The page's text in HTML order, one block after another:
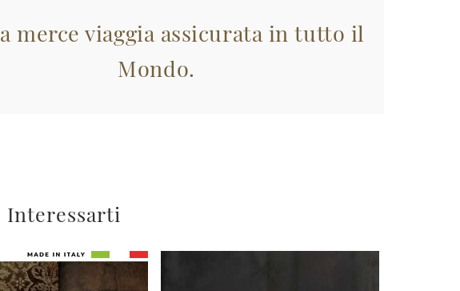
merce viaggia assicurata in tutto il
Mondo.